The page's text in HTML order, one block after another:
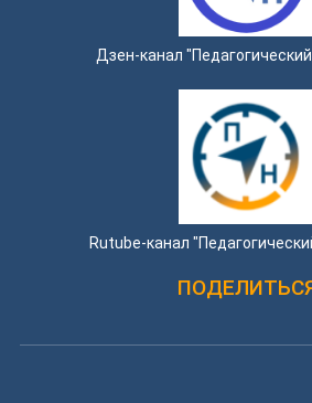
Дзен-канал
Rutube-канал